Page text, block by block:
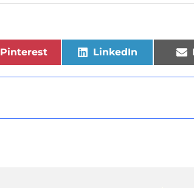
Pinterest LinkedIn